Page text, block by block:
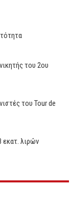
του 2ου
του Tour de
εκατ. λιρών